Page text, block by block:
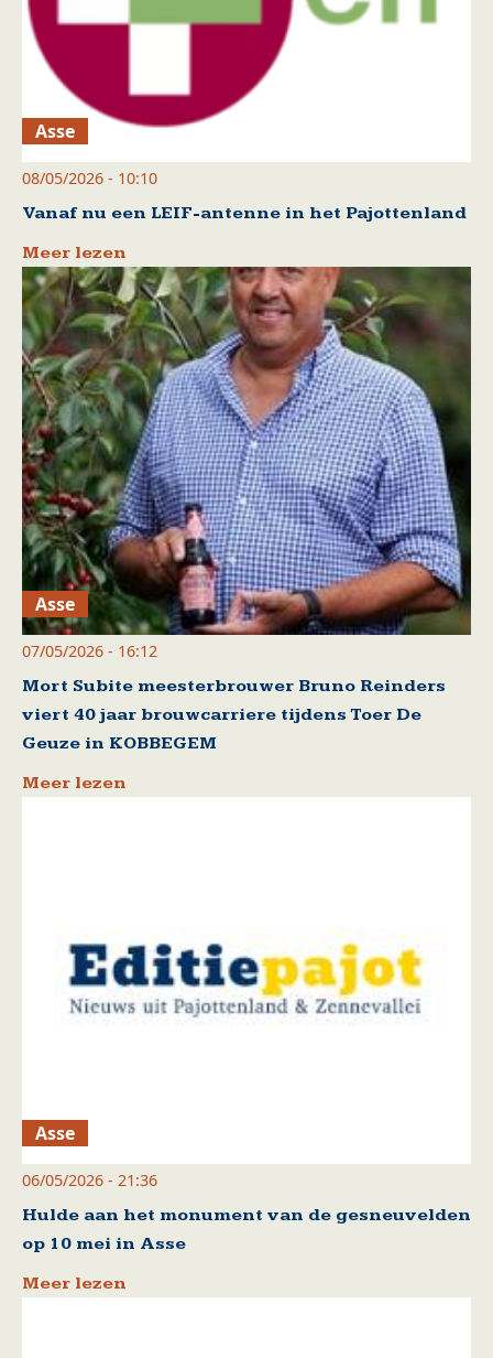
Asse
08/05/2026 - 10:10
Vanaf nu een LEIF-antenne in het Pajottenland
Meer lezen
Asse
07/05/2026 - 16:12
Mort Subite meesterbrouwer Bruno Reinders
viert 40 jaar brouwcarriere tijdens Toer De
Geuze in KOBBEGEM
Meer lezen
Asse
06/05/2026 - 21:36
Hulde aan het monument van de gesneuvelden
op 10 mei in Asse
Meer lezen